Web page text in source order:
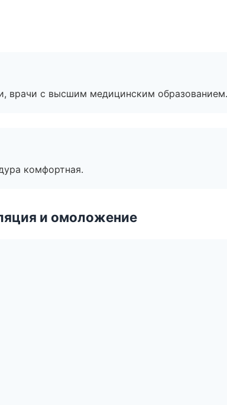
врачи с высшим медицинским образованием.
комфортная.
и омоложение